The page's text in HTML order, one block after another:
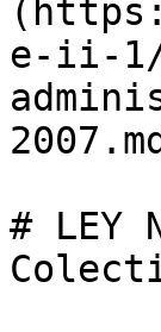
e-ii-1/
# LEY